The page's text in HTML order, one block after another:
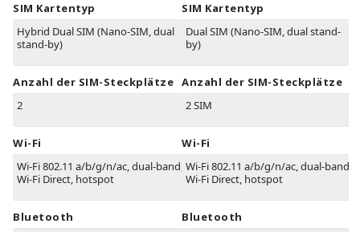
SIM Kartentyp
Hybrid Dual SIM (Nano-SIM, dual
stand-by)
Anzahl der SIM-Steckplätze
2
Wi-Fi
Wi-Fi 802.11 a/b/g/n/ac, dual-band,
Wi-Fi Direct, hotspot
Bluetooth
SIM Kartentyp
Dual SIM (Nano-SIM, dual stand-
by)
Anzahl der SIM-Steckplätze
2 SIM
Wi-Fi
Wi-Fi 802.11 a/b/g/n/ac, dual-band,
Wi-Fi Direct, hotspot
Bluetooth